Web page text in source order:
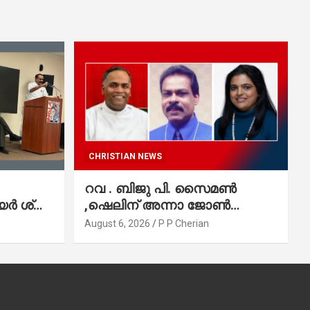
ശ്രീ.
CHRISTIAN NEWS
റവ . ബിജു പി. സൈമൺ
,ഷെലിന് അന്നാ ജോൺ
വർഗീസ്,ഈപ്പൻ ഡാനിയൽ
August 6, 2026 P P Cherian